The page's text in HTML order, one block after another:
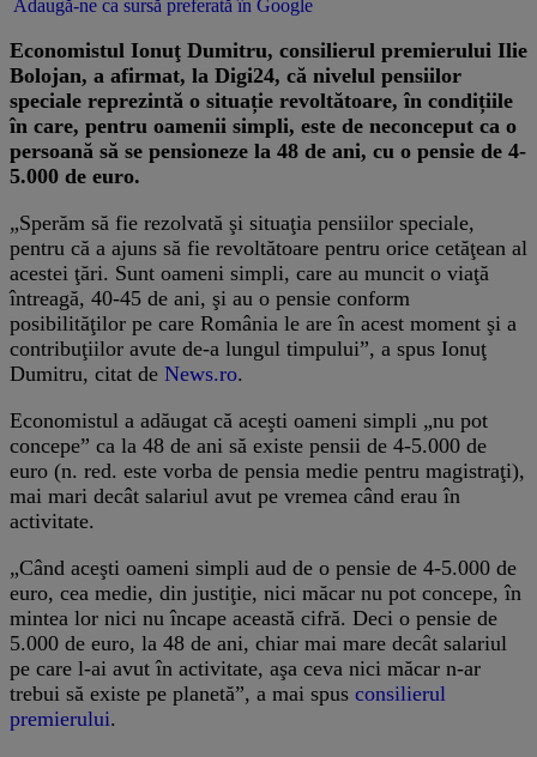
Adaugă-ne ca sursă preferată în Google
Economistul Ionuţ Dumitru, consilierul premierului Ilie
Bolojan, a afirmat, la Digi24, că nivelul pensiilor
speciale reprezintă o situație revoltătoare, în condițiile
în care, pentru oamenii simpli, este de neconceput ca o
persoană să se pensioneze la 48 de ani, cu o pensie de 4-
5.000 de euro.
„Sperăm să fie rezolvată şi situaţia pensiilor speciale,
pentru că a ajuns să fie revoltătoare pentru orice cetăţean al
acestei ţări. Sunt oameni simpli, care au muncit o viaţă
întreagă, 40-45 de ani, şi au o pensie conform
posibilităţilor pe care România le are în acest moment şi a
contribuţiilor avute de-a lungul timpului”, a spus Ionuţ
Dumitru, citat de News.ro.
Economistul a adăugat că aceşti oameni simpli „nu pot
concepe” ca la 48 de ani să existe pensii de 4-5.000 de
euro (n. red. este vorba de pensia medie pentru magistraţi),
mai mari decât salariul avut pe vremea când erau în
activitate.
„Când aceşti oameni simpli aud de o pensie de 4-5.000 de
euro, cea medie, din justiţie, nici măcar nu pot concepe, în
mintea lor nici nu încape această cifră. Deci o pensie de
5.000 de euro, la 48 de ani, chiar mai mare decât salariul
pe care l-ai avut în activitate, aşa ceva nici măcar n-ar
trebui să existe pe planetă”, a mai spus consilierul
premierului.